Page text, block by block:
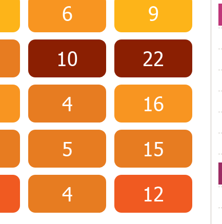
6
9
10
22
4
16
5
15
4 12